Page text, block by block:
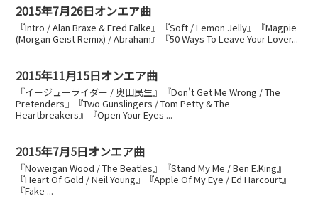
2015年7月26日オンエア曲
『Intro / Alan Braxe & Fred Falke』『Soft / Lemon Jelly』『Magpie
(Morgan Geist Remix) / Abraham』『50 Ways To Leave Your Lover...
2015年11月15日オンエア曲
『イージューライダー / 奥田民生』『Don't Get Me Wrong / The
Pretenders』『Two Gunslingers / Tom Petty & The
Heartbreakers』『Open Your Eyes ...
2015年7月5日オンエア曲
『Noweigan Wood / The Beatles』『Stand My Me / Ben E.King』
『Heart Of Gold / Neil Young』『Apple Of My Eye / Ed Harcourt』
『Fake ...